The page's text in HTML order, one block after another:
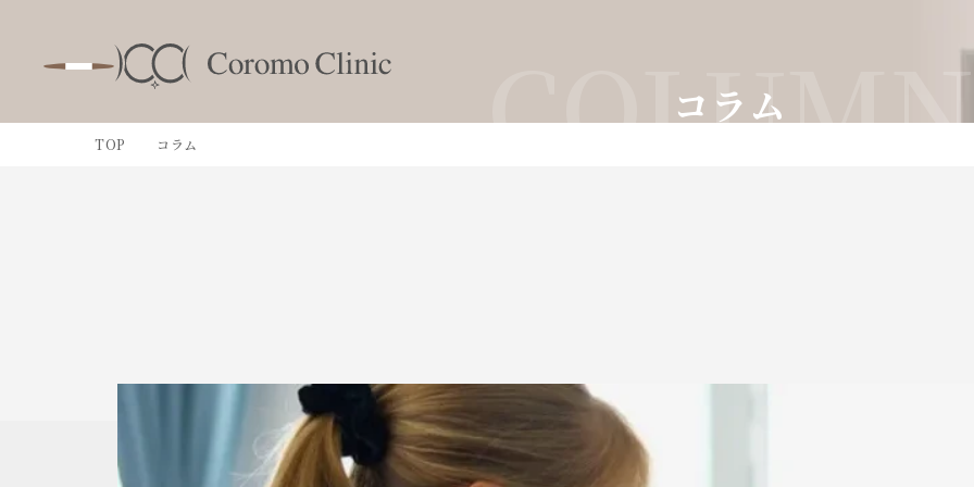
コラム
COLUMN
TOP コラム